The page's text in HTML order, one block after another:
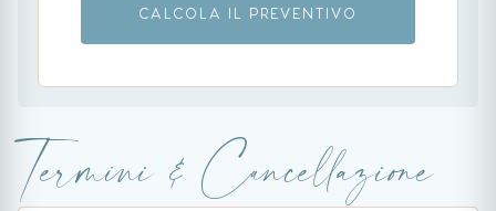
CALCOLA IL PREVENTIVO
Termini & Cancellazione